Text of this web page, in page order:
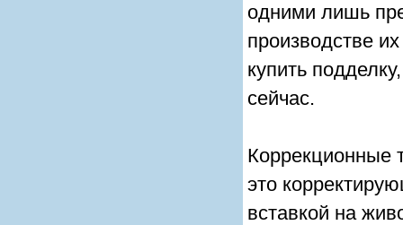
одними лишь
производстве
купить
сейчас.
Коррекционные
это
вставкой на